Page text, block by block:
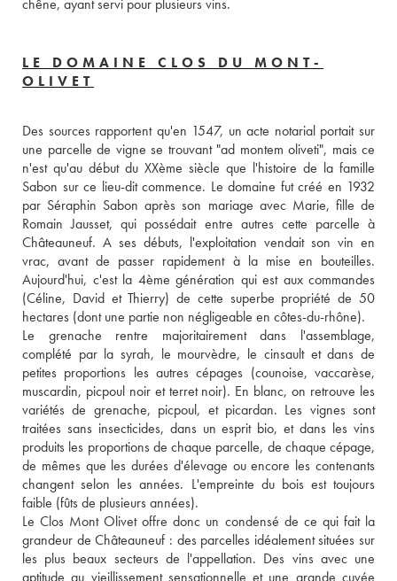
LE DOMAINE CLOS DU MONT-
OLIVET
Des sources rapportent qu'en 1547, un acte notarial portait sur
une parcelle de vigne se trouvant "ad montem oliveti", mais ce
n'est qu'au début du XXème siècle que l'histoire de la famille
Sabon sur ce lieu-dit commence. Le domaine fut créé en 1932
par Séraphin Sabon après son mariage avec Marie, fille de
Romain Jausset, qui possédait entre autres cette parcelle à
Châteauneuf. A ses débuts, l'exploitation vendait son vin en
vrac, avant de passer rapidement à la mise en bouteilles.
Aujourd'hui, c'est la 4ème génération qui est aux commandes
(Céline, David et Thierry) de cette superbe propriété de 50
hectares (dont une partie non négligeable en côtes-du-rhône).
Le grenache rentre majoritairement dans l'assemblage,
complété par la syrah, le mourvèdre, le cinsault et dans de
petites proportions les autres cépages (counoise, vaccarèse,
muscardin, picpoul noir et terret noir). En blanc, on retrouve les
variétés de grenache, picpoul, et picardan. Les vignes sont
traitées sans insecticides, dans un esprit bio, et dans les vins
produits les proportions de chaque parcelle, de chaque cépage,
de mêmes que les durées d'élevage ou encore les contenants
changent selon les années. L'empreinte du bois est toujours
faible (fûts de plusieurs années).
Le Clos Mont Olivet offre donc un condensé de ce qui fait la
grandeur de Châteauneuf : des parcelles idéalement situées sur
les plus beaux secteurs de l'appellation. Des vins avec une
aptitude au vieillissement sensationnelle et une grande cuvée